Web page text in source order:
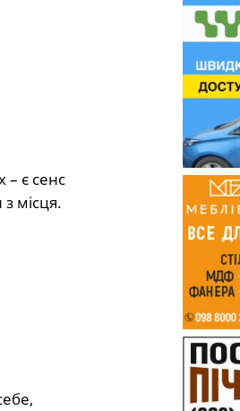
– є сенс
місця.